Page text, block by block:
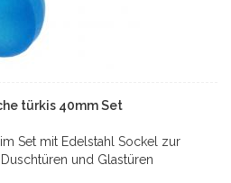
türkis 40mm Set
Set mit Edelstahl Sockel zur
und Glastüren